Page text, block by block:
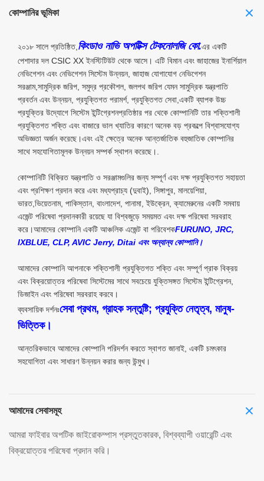
কোম্পানির ভূমিকা
২০১৮ সালে প্রতিষ্ঠিত, কিংডাও নাভি অপটিক্স টেকনোলজি কো.এর একটি
পেশাদার দল CSIC XX ইনস্টিটিউট থেকে আসে। এটি বিমান এবং জাহাজের ইনার্শিয়াল
নেভিগেশন এবং নেভিগেশন সিস্টেম উন্নয়ন, জাহাজ যোগাযোগ নেভিগেশন
সরঞ্জাম,সামুদ্রিক জরিপ, সমুদ্র প্রকৌশল, জলপথ জরিপ যেমন সামুদ্রিক যন্ত্রপাতি
প্রবর্তন এবং উন্নয়ন, প্রযুক্তিগত পরামর্শ, প্রযুক্তিগত সেবা,একটি ব্যাপক উচ্চ
প্রযুক্তির উদ্যোগে সিস্টেম ইন্টিগ্রেশনপ্রতিষ্ঠার পর থেকে কোম্পানিটি তার শক্তিশালী
প্রযুক্তিগত শক্তি এবং বাজারে ভাল খ্যাতির কারণে অনেক বড় প্রকল্পে বিশ্বাসযোগ্য
অভিজ্ঞতা অর্জন করেছে।এবং এই ক্ষেত্রে অনেক আন্তর্জাতিক বহুজাতিক কোম্পানির
সাথে সহযোগিতামূলক উন্নয়ন সম্পর্ক স্থাপন করেছে।.
কোম্পানিটি বিক্রিত যন্ত্রপাতি ও সরঞ্জামগুলির জন্য সম্পূর্ণ এবং দক্ষ প্রযুক্তিগত সহায়তা
এবং প্রশিক্ষণ প্রদান করে এবং মধ্যপ্রাচ্য (দুবাই), সিঙ্গাপুর, মালয়েশিয়া,
ভারত,ভিয়েতনাম, পাকিস্তান, বাংলাদেশ, পানামা, ইউক্রেন, ক্যামেরুনের একটি সমবায়
এজেন্ট পরিষেবা প্রদানকারী রয়েছে যা বিশ্বজুড়ে সময়মত এবং দক্ষ পরিষেবা সরবরাহ
করে।আমাদের কোম্পানি একটি আঞ্চলিক এজেন্ট বা পরিবেশকFURUNO, JRC,
IXBLUE, CLP, AVIC Jerry, Ditai এবং অন্যান্য কোম্পানি।
আমাদের কোম্পানি আপনাকে শক্তিশালী প্রযুক্তিগত শক্তি এবং সম্পূর্ণ প্রাক বিক্রয়
এবং বিক্রয়োত্তর পরিষেবা সিস্টেমের সাথে সবচেয়ে যুক্তিসঙ্গত সিস্টেম ইন্টিগ্রেশন,
ডিজাইন এবং পরিষেবা সরবরাহ করবে।
ব্যবসায়িক দর্শনঃসেবা প্রথম, গ্রাহক সন্তুষ্টি; প্রযুক্তি নেতৃত্ব, মানুষ-
ভিত্তিক।
আন্তরিকভাবে আমাদের কোম্পানি পরিদর্শন করতে স্বাগত জানাই, একটি চমৎকার
সহযোগিতা এবং সাধারণ উন্নয়ন করার জন্য উন্মুখ।
আমাদের সেবাসমূহ
আমরা ফাইবার অপটিক জাইরোকম্পাস প্রস্তুতকারক, বিশ্বব্যাপী ওয়ারেন্টি এবং
বিক্রয়োত্তর পরিষেবা প্রদান করি।